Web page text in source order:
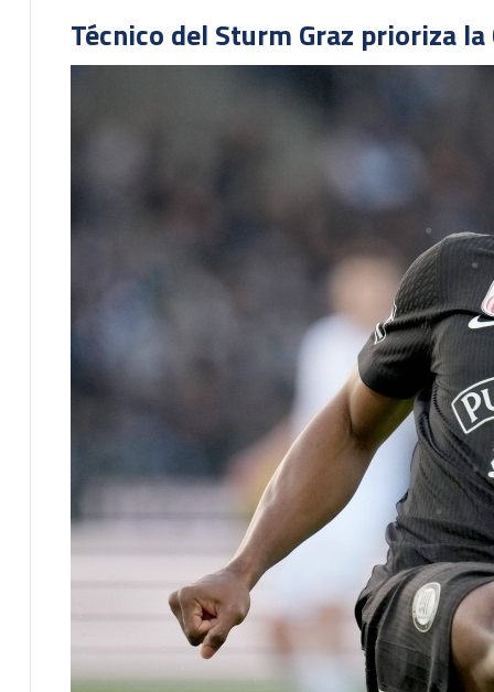
Técnico del Sturm Graz prioriza